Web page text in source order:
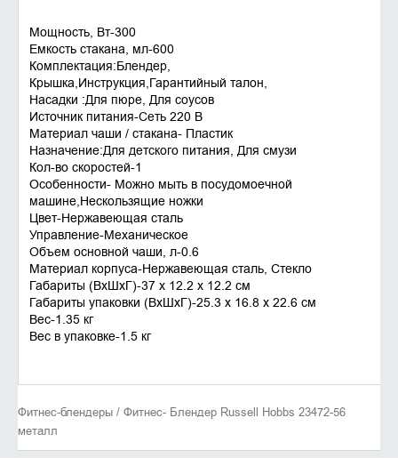
Мощность, Вт-300
Емкость стакана, мл-600
Комплектация:Блендер,
Крышка,Инструкция,Гарантийный талон,
Насадки :Для пюре, Для соусов
Источник питания-Сеть 220 В
Материал чаши / стакана- Пластик
Назначение:Для детского питания, Для смузи
Кол-во скоростей-1
Особенности- Можно мыть в посудомоечной
машине,Нескользящие ножки
Цвет-Нержавеющая сталь
Управление-Механическое
Объем основной чаши, л-0.6
Материал корпуса-Нержавеющая сталь, Стекло
Габариты (ВхШхГ)-37 х 12.2 х 12.2 см
Габариты упаковки (ВхШхГ)-25.3 х 16.8 х 22.6 см
Вес-1.35 кг
Вес в упаковке-1.5 кг
Фитнес-блендеры / Фитнес- Блендер Russell Hobbs 23472-56
металл